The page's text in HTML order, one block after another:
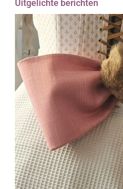
Uitgelichte berichten